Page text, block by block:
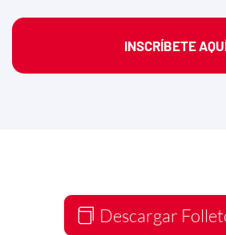
INSCRÍBETE
Descargar